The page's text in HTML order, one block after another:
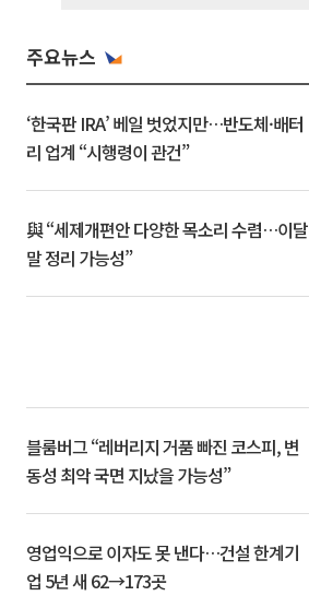
주요뉴스
‘한국판 IRA’ 베일 벗었지만…반도체·배터
리 업계 “시행령이 관건”
與 “세제개편안 다양한 목소리 수렴…이달
말 정리 가능성”
블룸버그 “레버리지 거품 빠진 코스피, 변
동성 최악 국면 지났을 가능성”
영업익으로 이자도 못 낸다…건설 한계기
업 5년 새 62→173곳